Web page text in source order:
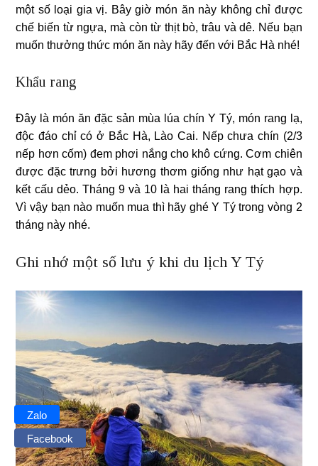
một số loại gia vị. Bây giờ món ăn này không chỉ được
chế biến từ ngựa, mà còn từ thịt bò, trâu và dê. Nếu bạn
muốn thưởng thức món ăn này hãy đến với Bắc Hà nhé!
Khẩu rang
Đây là món ăn đặc sản mùa lúa chín Y Tý, món rang lạ,
độc đáo chỉ có ở Bắc Hà, Lào Cai. Nếp chưa chín (2/3
nếp hơn cốm) đem phơi nắng cho khô cứng. Cơm chiên
được đặc trưng bởi hương thơm giống như hạt gạo và
kết cấu dẻo. Tháng 9 và 10 là hai tháng rang thích hợp.
Vì vậy bạn nào muốn mua thì hãy ghé Y Tý trong vòng 2
tháng này nhé.
Ghi nhớ một số lưu ý khi du lịch Y Tý
Zalo
Facebook